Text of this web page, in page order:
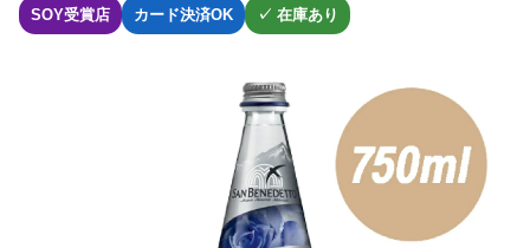
SOY受賞店 カード決済OK ✓ 在庫あり